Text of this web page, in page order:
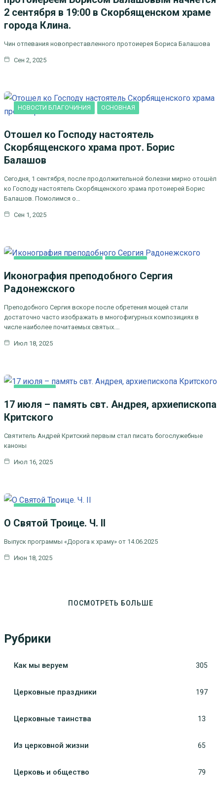
2 сентября в 19:00 в Скорбященском храме
города Клина.
Чин отпевания новопреставленного протоиерея Бориса Балашова
Сен 2, 2025
НОВОСТИ БЛАГОЧИНИЯ ОСНОВНАЯ
Отошел ко Господу настоятель
Скорбященского храма прот. Борис
Балашов
Сегодня, 1 сентября, после продолжительной болезни мирно отошёл
ко Господу настоятель Скорбященского храма протоиерей Борис
Балашов. Помолимся о…
Сен 1, 2025
Иконография преподобного Сергия
Радонежского
Преподобного Сергия вскоре после обретения мощей стали
достаточно часто изображать в многофигурных композициях в
числе наиболее почитаемых святых.…
Июл 18, 2025
17 июля – память свт. Андрея, архиепископа
Критского
Святитель Андрей Критский первым стал писать богослужебные
каноны
Июл 16, 2025
О Святой Троице. Ч. II
Выпуск программы «Дорога к храму» от 14.06.2025
Июн 18, 2025
ПОСМОТРЕТЬ БОЛЬШЕ
Рубрики
Как мы веруем 305
Церковные праздники 197
Церковные таинства 13
Из церковной жизни 65
Церковь и общество 79